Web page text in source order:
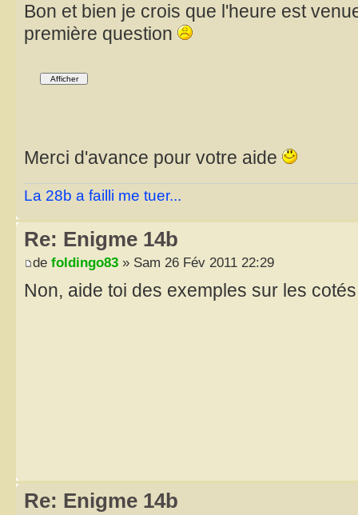
Bon et bien je crois que l'heure est
première question
Merci d'avance pour votre aide
La 28b a failli me tuer...
Re: Enigme 14b
de foldingo83 » Sam 26 Fév 2011 22:29
Non, aide toi des exemples sur les
Re: Enigme 14b